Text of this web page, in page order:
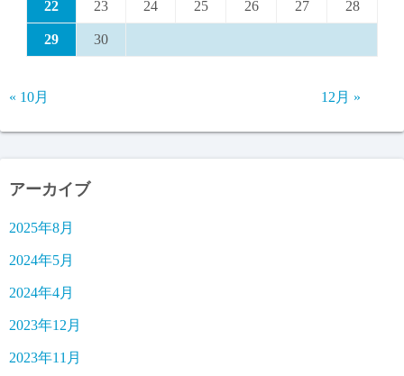
22 23 24 25 26 27 28
29 30
« 10月 12月 »
アーカイブ
2025年8月
2024年5月
2024年4月
2023年12月
2023年11月